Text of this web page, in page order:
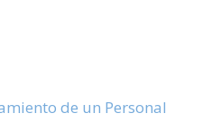
de un Personal